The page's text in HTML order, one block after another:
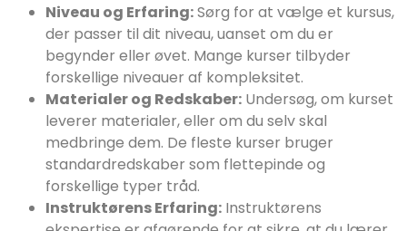
Niveau og Erfaring:Sørg for at vælge et kursus,
der passer til dit niveau, uanset om du er
begynder eller øvet. Mange kurser tilbyder
forskellige niveauer af kompleksitet.
Materialer og Redskaber: Undersøg, om kurset
leverer materialer, eller om du selv skal
medbringe dem. De fleste kurser bruger
standardredskaber som flettepinde og
forskellige typer tråd.
Instruktørens Erfaring: Instruktørens